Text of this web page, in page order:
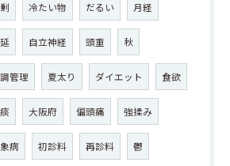
冷たい物 だるい 月経
自立神経 頭重 秋
管理 夏太り ダイエット 食欲
大阪府 偏頭痛 強揉み
病 初診料 再診料 鬱